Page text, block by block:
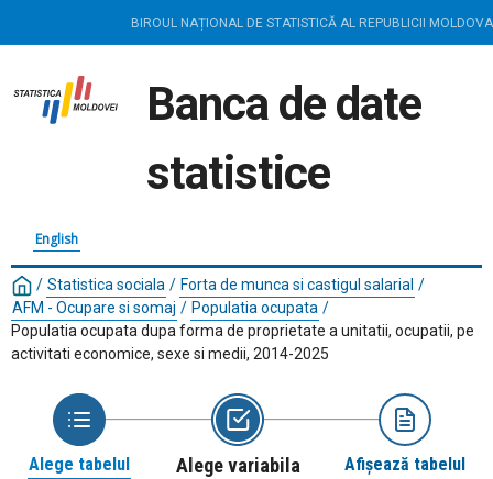
BIROUL NAȚIONAL DE STATISTICĂ AL REPUBLICII MOLDOVA
Banca de date
statistice
English
/ Statistica sociala / Forta de munca si castigul salarial /
AFM - Ocupare si somaj / Populatia ocupata /
Populatia ocupata dupa forma de proprietate a unitatii, ocupatii, pe
activitati economice, sexe si medii, 2014-2025
Alege tabelul Alege variabila Afișează tabelul